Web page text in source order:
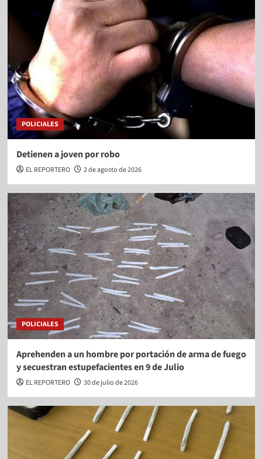
POLICIALES
Detienen a joven por robo
EL REPORTERO 2 de agosto de 2026
POLICIALES
Aprehenden a un hombre por portación de arma de fuego
y secuestran estupefacientes en 9 de Julio
EL REPORTERO 30 de julio de 2026